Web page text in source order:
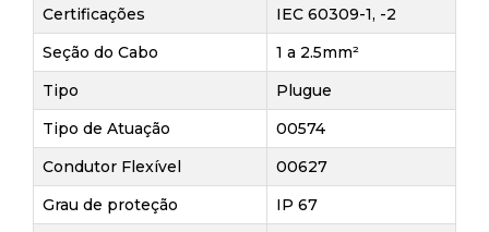
Certificações
IEC 60309-1, -2
Seção do Cabo
1 a 2.5mm²
Tipo
Plugue
Tipo de Atuação
00574
Condutor Flexível
00627
Grau de proteção
IP 67